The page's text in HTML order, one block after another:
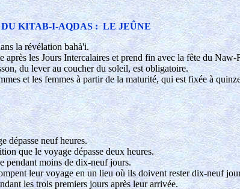
KITAB-I-AQDAS : LE JEÛNE
la révélation bahà'i.
après les Jours Intercalaires et prend fin avec la fête du Naw-
du lever au coucher du soleil, est obligatoire.
et les femmes à partir de la maturité, qui est fixée à
neuf heures.
que le voyage dépasse deux heures.
moins de dix-neuf jours.
leur voyage en un lieu où ils doivent rester dix-neuf
les trois premiers jours après leur arrivée.